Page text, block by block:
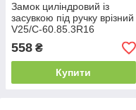
Замок циліндровий із
засувкою під ручку врізний
V25/C-60.85.3R16
558 ₴
Купити